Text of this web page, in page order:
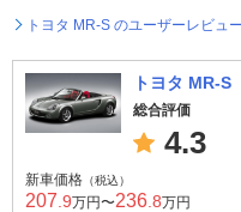
トヨタ MR-S のユーザーレビュ
トヨタ MR-S
総合評価
4.3
新車価格 （税込）
207 .9万円〜236 .8万円